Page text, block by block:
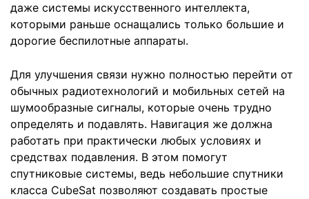
даже системы искусственного интеллекта,
которыми раньше оснащались только большие и
дорогие беспилотные аппараты.
Для улучшения связи нужно полностью перейти от
обычных радиотехнологий и мобильных сетей на
шумообразные сигналы, которые очень трудно
определять и подавлять. Навигация же должна
работать при практически любых условиях и
средствах подавления. В этом помогут
спутниковые системы, ведь небольшие спутники
класса CubeSat позволяют создавать простые